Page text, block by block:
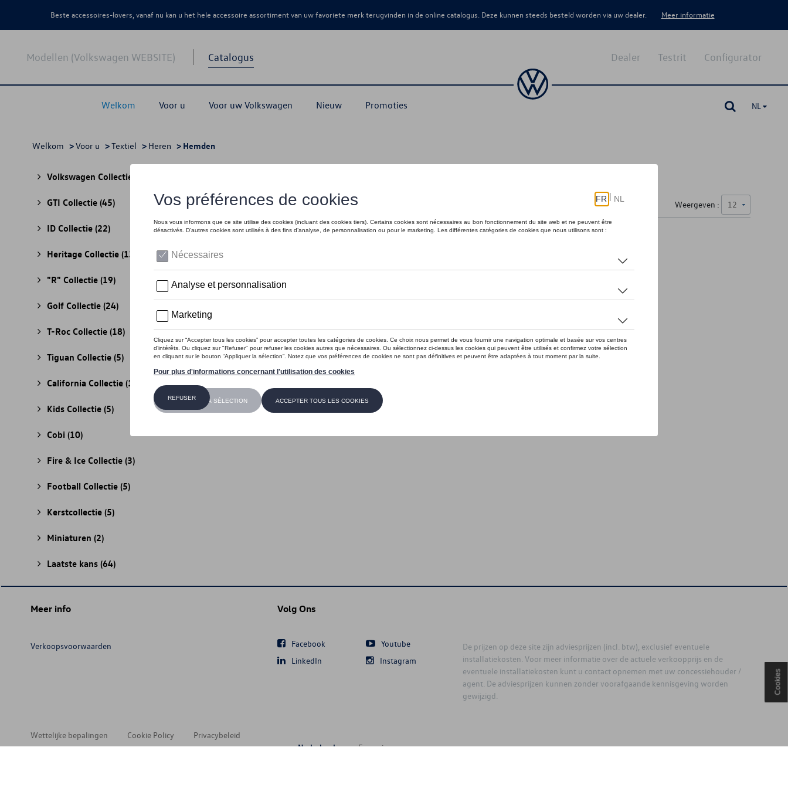
Beste accessoires-lovers, vanaf nu kan u het hele accessoire assortiment van uw favoriete merk terugvinden in de online catalogus. Deze kunnen steeds besteld worden via uw dealer. Meer informatie
Modellen (Volkswagen WEBSITE) Catalogus
Welkom Voor u Voor uw Volkswagen Nieuw Promoties
Configurator
Testrit
Dealer
NL
Welkom >Voor u >Textiel > Heren > Hemden
Volkswagen Collectie
GTI Collectie (45)
ID Collectie (22)
Heritage Collectie (13)
"R" Collectie (19)
Golf Collectie (24)
T-Roc Collectie (18)
Tiguan Collectie (5)
California Collectie (18)
Kids Collectie (5)
Cobi (10)
Fire & Ice Collectie (3)
Football Collectie (5)
Kerstcollectie (5)
Miniaturen (2)
Laatste kans (64)
Weergeven :
Meer info
Verkoopsvoorwaarden
Volg Ons
Facebook
Youtube
LinkedIn
Instagram
De prijzen op deze site zijn adviesprijzen (incl. btw), exclusief eventuele
installatiekosten. Voor meer informatie over de actuele verkoopprijs en de
eventuele installatiekosten kunt u contact opnemen met uw concessiehouder /
agent. De adviesprijzen kunnen zonder voorafgaande kennisgeving worden
gewijzigd.
Wettelijke bepalingen Cookie Policy
Privacybeleid
Nederlands
Français
Cookies